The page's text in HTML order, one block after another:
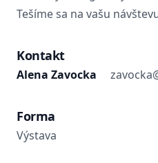
Tešíme sa na vašu
Kontakt
Alena Zavocka
Forma
Výstava